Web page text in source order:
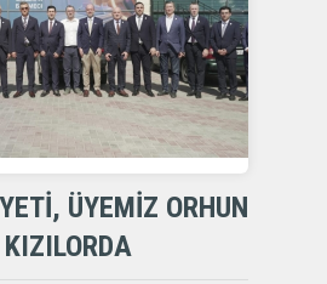
ÜYEMIZ ORHUN